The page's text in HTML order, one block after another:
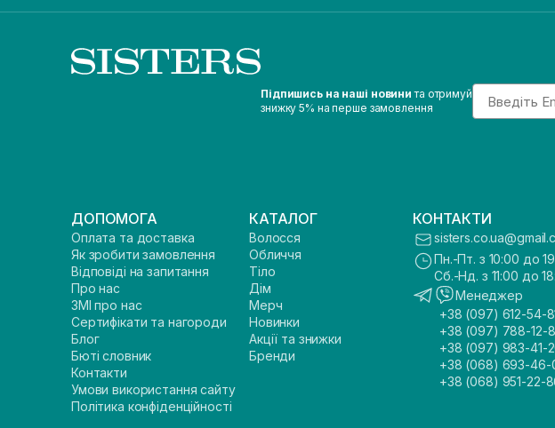
Підпишись на наші новини та отримуй
знижку 5% на перше замовлення
Email
ДОПОМОГА
Оплата та доставка
Як зробити замовлення
Відповіді на запитання
Про нас
ЗМІ про нас
Сертифікати та нагороди
Блог
Бюті словник
Контакти
Умови використання сайту
Політика конфіденційності
КАТАЛОГ
Волосся
Обличчя
Тіло
Дім
Мерч
Новинки
Акції та знижки
Бренди
КОНТАКТИ
Пн.-Пт. з 10:00 до
Сб.-Нд. з 11:00 до
Менеджер
+38 (097) 612-54-
+38 (097) 788-12-
+38 (097) 983-41-
+38 (068) 693-46-
+38 (068) 951-22-